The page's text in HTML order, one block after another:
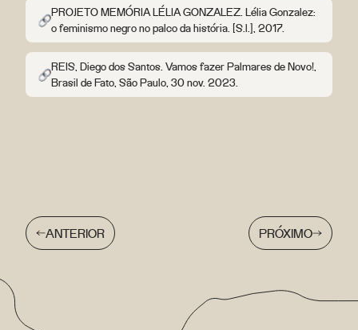
PROJETO MEMÓRIA LÉLIA GONZALEZ. Lélia Gonzalez:
o feminismo negro no palco da história. [S.l.], 2017.
REIS, Diego dos Santos. Vamos fazer Palmares de Novo!,
Brasil de Fato, São Paulo, 30 nov. 2023.
ANTERIOR PRÓXIMO